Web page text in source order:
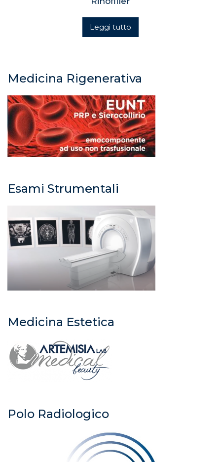
Leggi tutto
Medicina Rigenerativa
Esami Strumentali
Medicina Estetica
Polo Radiologico